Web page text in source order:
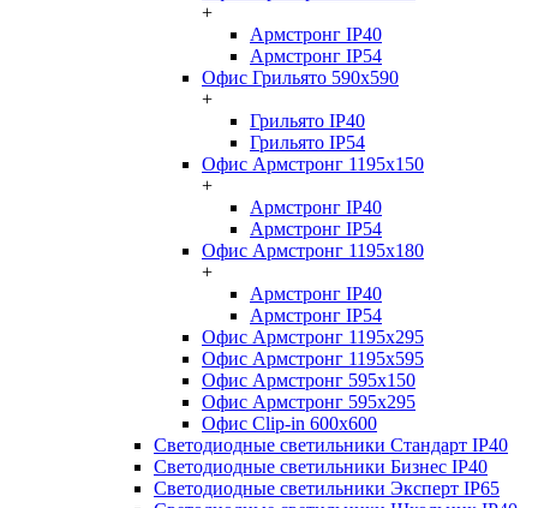
+
Армстронг IP40
Армстронг IP54
Офис Грильято 590x590
+
Грильято IP40
Грильято IP54
Офис Армстронг 1195x150
+
Армстронг IP40
Армстронг IP54
Офис Армстронг 1195x180
+
Армстронг IP40
Армстронг IP54
Офис Армстронг 1195x295
Офис Армстронг 1195x595
Офис Армстронг 595x150
Офис Армстронг 595x295
Офис Clip-in 600x600
Светодиодные светильники Стандарт IP40
Светодиодные светильники Бизнес IP40
Светодиодные светильники Эксперт IP65